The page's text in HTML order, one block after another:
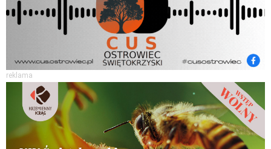
reklama